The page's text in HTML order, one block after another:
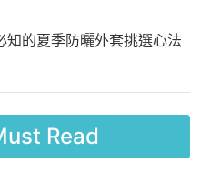
知的夏季防曬外套挑選心法
Read